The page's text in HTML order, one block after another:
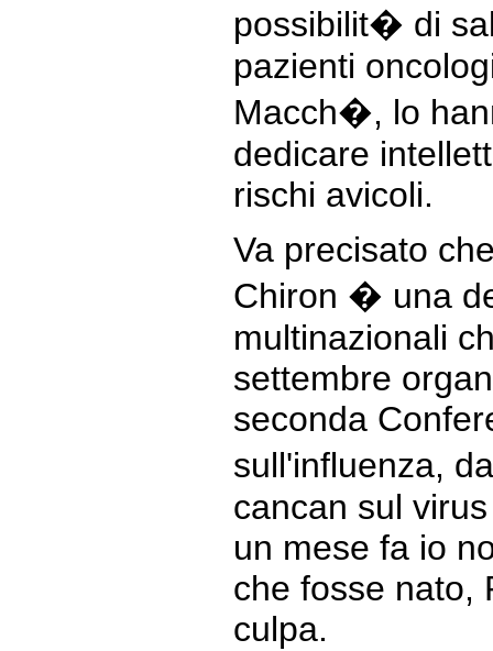
possibilit� di
pazienti
Macch�, lo
dedicare
rischi avicoli.
Va precisato
Chiron � una
multinazionali
settembre
seconda
sull'influenza,
cancan sul
un mese fa io
che fosse nato,
culpa.